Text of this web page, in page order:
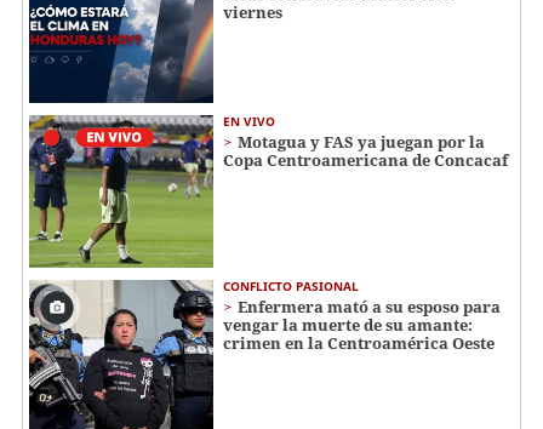
viernes
EN VIVO
Motagua y FAS ya juegan por la
Copa Centroamericana de Concacaf
CONFLICTO PASIONAL
Enfermera mató a su esposo para
vengar la muerte de su amante:
crimen en la Centroamérica Oeste